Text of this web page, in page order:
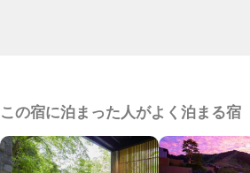
この宿に泊まった人がよく泊まる宿